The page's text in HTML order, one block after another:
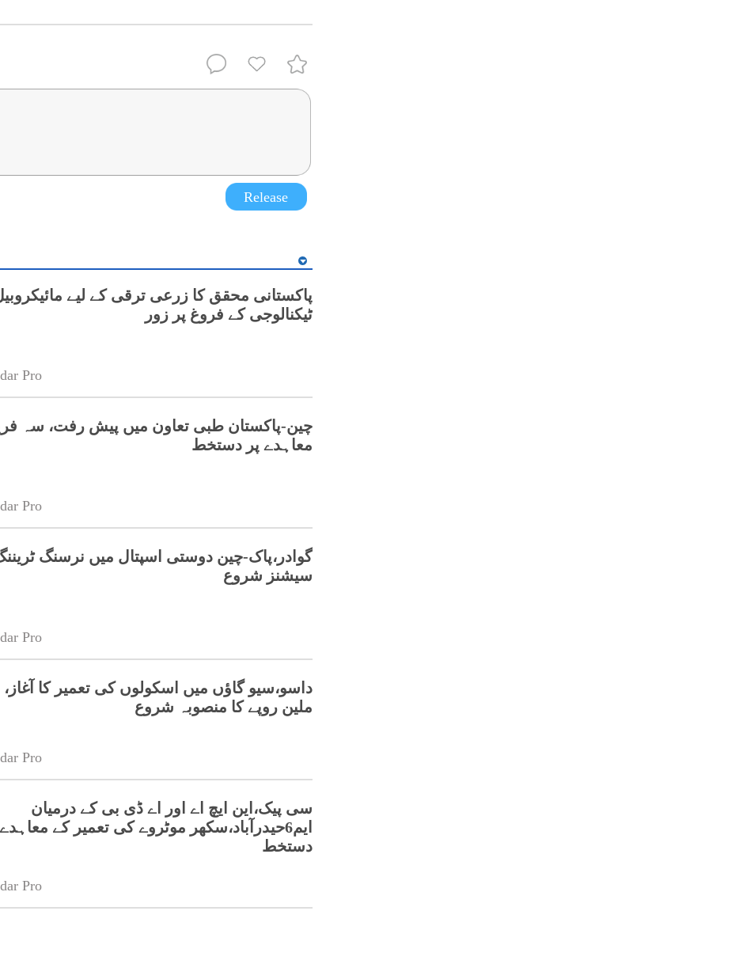
Release
پاکستانی محقق کا زرعی ترقی کے لیے
ٹیکنالوجی کے فروغ پر زور
Pro
چین-پاکستان طبی تعاون میں پیش رفت، سہ
معاہدے پر دستخط
Pro
گوادر،پاک-چین دوستی اسپتال میں نرسنگ
سیشنز شروع
Pro
ملین روپے کا منصوبہ شروع
Pro
سی پیک،این ایچ اے اور اے ڈی بی کے درمیان
ایم6حیدرآباد،سکھر موٹروے کی تعمیر کے معاہدے
دستخط
Pro